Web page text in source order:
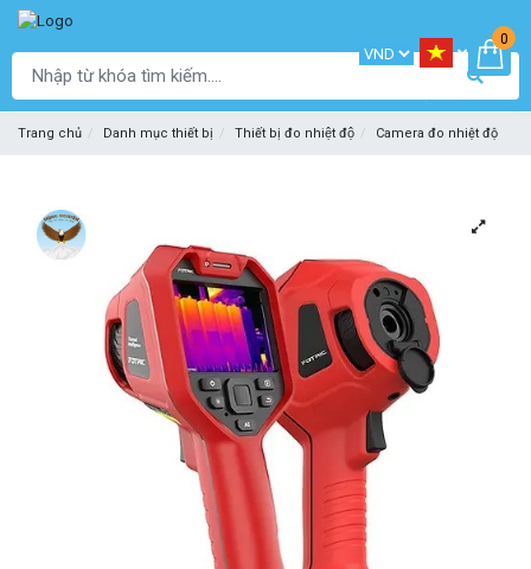
0
Trang chủ Danh mục thiết bị Thiết bị đo nhiệt độ Camera đo nhiệt độ